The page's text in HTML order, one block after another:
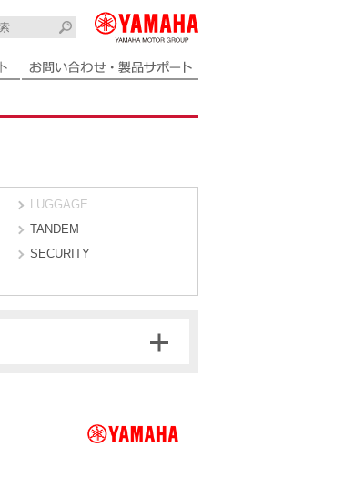
LUGGAGE
TANDEM
SECURITY